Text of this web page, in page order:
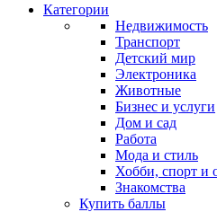
Категории
Недвижимость
Транспорт
Детский мир
Электроника
Животные
Бизнес и услуги
Дом и сад
Работа
Мода и стиль
Хобби, спорт и
Знакомства
Купить баллы